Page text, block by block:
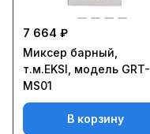
7 664 ₽
Миксер барный,
т.м.EKSI, модель GRT-
MS01
В корзину